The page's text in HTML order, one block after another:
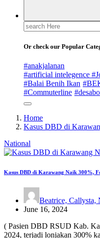
Search
for:
Or check our Popular
#anakjalanan
#artificial intelegence
#Balai Benih Ikan
#Commuterline
Home
Kasus DBD di
National
Kasus DBD di Karawang Naik 300%,
Beatrice, Callysta,
June 16, 2024
( Pasien DBD RSUD Kab.
2024, terjadi lonjakan 300%